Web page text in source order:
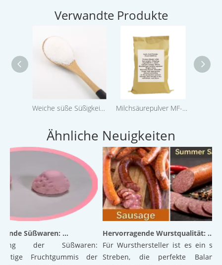
Verwandte Produkte
Weiche süße Süßigkeit Coated L-Malic Acid Encapsulated DL-Malic Säuerungsmittel Pulver als Säureregulator Milchsäurepulver MF-LP60 PH-Regulierung, Konservierungsmittel
Ähnliche Neuigkeiten
Revolutionierende Süßwaren: Luftige Gummibärchen der nächsten Generation auf pflanzlicher Basis mit hervorragender Textur und Stabilität
der Süßwaren:
Fruchtgummis der
Hervorragende Wurstqualität: Die Kraft der verkapselten Zitronensäure
Für Wursthersteller ist es ein
Streben, die perfekte Balance